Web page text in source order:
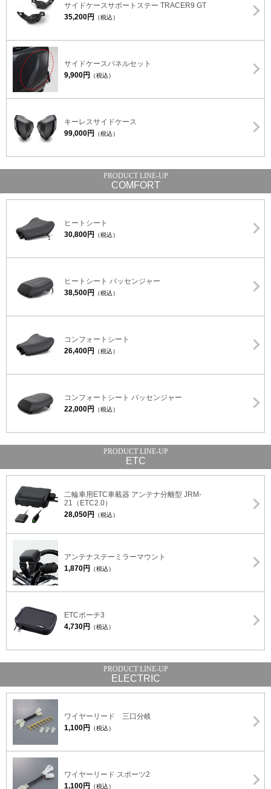
サイドケースサポートステー TRACER9 GT
35,200円 （税込）
サイドケースパネルセット
9,900円 （税込）
キーレスサイドケース
99,000円 （税込）
COMFORT
ヒートシート
30,800円 （税込）
ヒートシート パッセンジャー
38,500円 （税込）
コンフォートシート
26,400円 （税込）
コンフォートシート パッセンジャー
22,000円 （税込）
ETC
二輪車用ETC車載器 アンテナ分離型 JRM-
21（ETC2.0）
28,050円 （税込）
アンテナステーミラーマウント
1,870円 （税込）
ETCポーチ3
4,730円 （税込）
ELECTRIC
ワイヤーリード 三口分岐
1,100円 （税込）
ワイヤーリード スポーツ2
1,100円 （税込）